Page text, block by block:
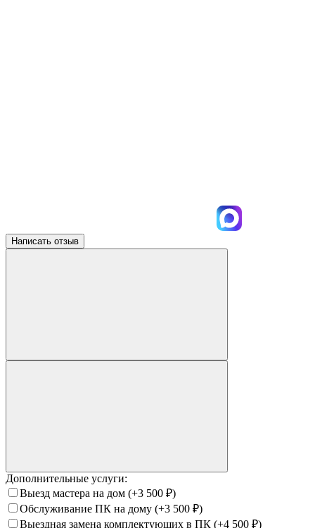
Написать отзыв
Дополнительные услуги:
Выезд мастера на дом (+3 500 ₽)
Обслуживание ПК на дому (+3 500 ₽)
Выездная замена комплектующих в ПК (+4 500 ₽)